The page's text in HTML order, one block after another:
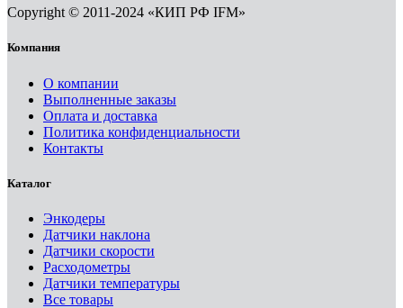
Copyright © 2011-2024 «КИП РФ IFM»
Компания
О компании
Выполненные заказы
Оплата и доставка
Политика конфиденциальности
Контакты
Каталог
Энкодеры
Датчики наклона
Датчики скорости
Расходометры
Датчики температуры
Все товары